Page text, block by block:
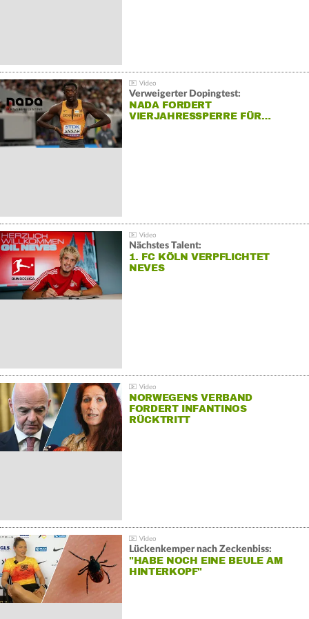
Verweigerter Dopingtest:
NADA FORDERT
VIERJAHRESSPERRE FÜR…
Nächstes Talent:
1. FC KÖLN VERPFLICHTET
NEVES
NORWEGENS VERBAND
FORDERT INFANTINOS
RÜCKTRITT
Lückenkemper nach Zeckenbiss:
"HABE NOCH EINE BEULE AM
HINTERKOPF"